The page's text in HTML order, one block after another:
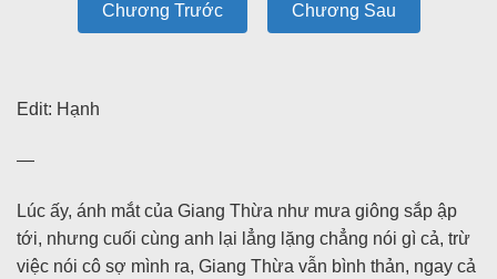
Chương Trước Chương Sau
Edit: Hạnh
—
Lúc ấy, ánh mắt của Giang Thừa như mưa giông sắp ập
tới, nhưng cuối cùng anh lại lẳng lặng chẳng nói gì cả, trừ
việc nói cô sợ mình ra, Giang Thừa vẫn bình thản, ngay cả